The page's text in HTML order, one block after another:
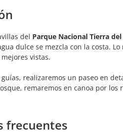
del Parque Nacional Tierra del
dulce se mezcla con la costa.
vistas.
guías, realizaremos un paseo en
remaremos en canoa por los
frecuentes